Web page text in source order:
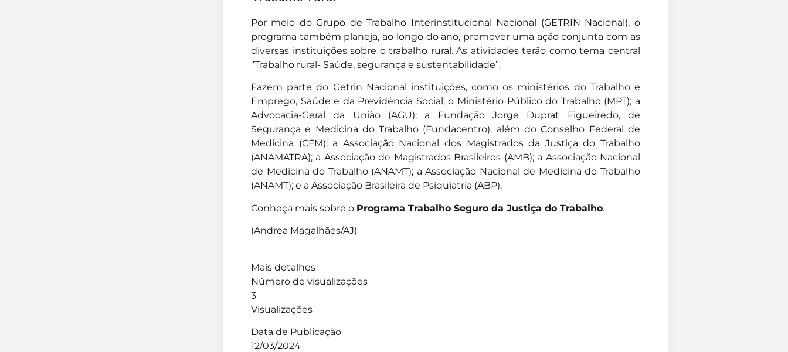
Por meio do Grupo de Trabalho Interinstitucional Nacional (GETRIN Nacional), o
programa também planeja, ao longo do ano, promover uma ação conjunta com as
diversas instituições sobre o trabalho rural. As atividades terão como tema central
“Trabalho rural- Saúde, segurança e sustentabilidade”.
Fazem parte do Getrin Nacional instituições, como os ministérios do Trabalho e
Emprego, Saúde e da Previdência Social; o Ministério Público do Trabalho (MPT); a
Advocacia-Geral da União (AGU); a Fundação Jorge Duprat Figueiredo, de
Segurança e Medicina do Trabalho (Fundacentro), além do Conselho Federal de
Medicina (CFM); a Associação Nacional dos Magistrados da Justiça do Trabalho
(ANAMATRA); a Associação de Magistrados Brasileiros (AMB); a Associação Nacional
de Medicina do Trabalho (ANAMT); a Associação Nacional de Medicina do Trabalho
(ANAMT); e a Associação Brasileira de Psiquiatria (ABP).
Conheça mais sobre o Programa Trabalho Seguro da Justiça do Trabalho.
(Andrea Magalhães/AJ)
Mais detalhes
Número de visualizações
3
Visualizações
Data de Publicação
12/03/2024